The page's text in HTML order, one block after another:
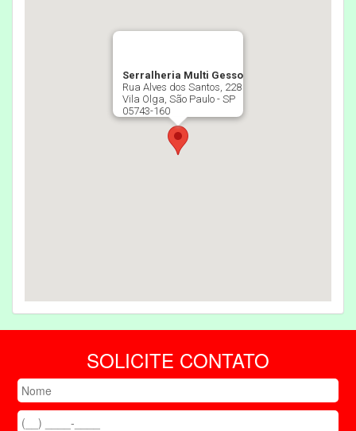
Serralheria Multi Gesso
Rua Alves dos Santos, 228
Vila Olga, São Paulo - SP
05743-160
SOLICITE CONTATO